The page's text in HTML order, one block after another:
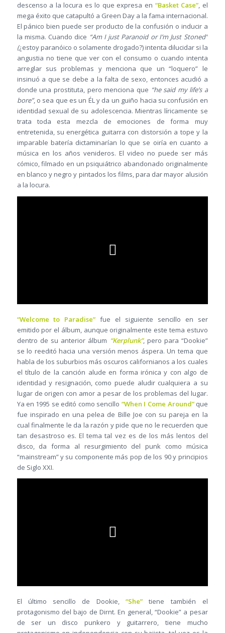
descenso a la locura es lo que expresa en “Basket Case”, el
mega éxito que catapultó a Green Day a la fama internacional.
El pánico bien puede ser producto de la confusión o inducir a
la misma. Cuando dice “Am I just Paranoid or I’m Just Stoned”
(¿estoy paranóico o solamente drogado?) intenta dilucidar si la
angustia no tiene que ver con el consumo o cuando intenta
arreglar sus problemas y menciona que un “loquero” le
insinuó a que se debe a la falta de sexo, entonces acudió a
donde una prostituta, pero menciona que “he said my life’s a
bore”, o sea que es un ÉL y da un guiño hacia su confusión en
identidad sexual de su adolescencia. Mientras líricamente se
trata toda esta mezcla de emociones de forma muy
entretenida, su energética guitarra con distorsión a tope y la
imparable batería dictaminarían lo que se oiría en cuanto a
música en los años venideros. El video no puede ser más
cómico, filmado en un psiquiátrico abandonado originalmente
en blanco y negro y pintados los films, para dar mayor alusión
a la locura.
“Welcome to Paradise”fue el siguiente sencillo en ser
emitido por el álbum, aunque originalmente este tema estuvo
dentro de su anterior álbum “Kerplunk”, pero para “Dookie”
se lo reeditó hacia una versión menos áspera. Un tema que
habla de los suburbios más oscuros californianos a los cuales
el título de la canción alude en forma irónica y con algo de
identidad y resignación, como puede aludir cualquiera a su
lugar de origen con amor a pesar de los problemas del lugar.
Ya en 1995 se editó como sencillo “When I Come Around”que
fue inspirado en una pelea de Bille Joe con su pareja en la
cual finalmente le da la razón y pide que no le recuerden que
tan desastroso es. El tema tal vez es de los más lentos del
disco, da forma al resurgimiento del punk como música
“mainstream” y su componente más pop de los 90 y principios
de Siglo XXI.
El último sencillo de Dookie,“She”tiene también el
protagonismo del bajo de Dirnt. En general, “Dookie” a pesar
de ser un disco punkero y guitarrero, tiene mucho